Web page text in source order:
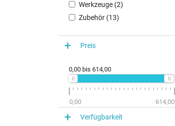
Werkzeuge (2)
Zubehör (13)
Preis
0,00 bis 614,00
0,00 614,00
Verfügbarkeit